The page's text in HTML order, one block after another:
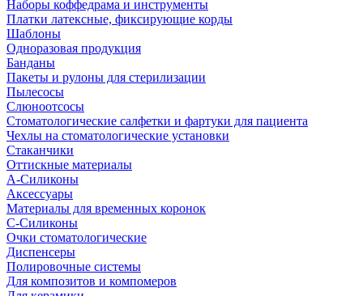
Наборы коффедрама и инструменты
Платки латексные, фиксирующие корды
Шаблоны
Одноразовая продукция
Банданы
Пакеты и рулоны для стерилизации
Пылесосы
Слюноотсосы
Стоматологические салфетки и фартуки для пациента
Чехлы на стоматологические установки
Стаканчики
Оттискные материалы
А-Силиконы
Аксессуары
Материалы для временных коронок
С-Силиконы
Очки стоматологические
Диспенсеры
Полировочные системы
Для композитов и компомеров